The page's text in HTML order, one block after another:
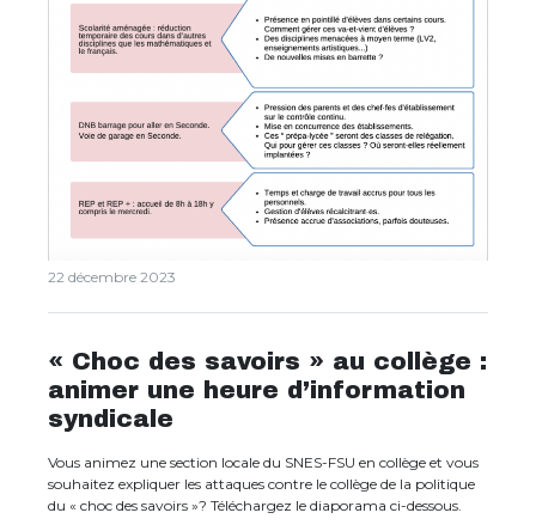
22 décembre 2023
« Choc des savoirs » au collège :
animer une heure d’information
syndicale
Vous animez une section locale du SNES-FSU en collège et vous
souhaitez expliquer les attaques contre le collège de la politique
du « choc des savoirs »? Téléchargez le diaporama ci-dessous.